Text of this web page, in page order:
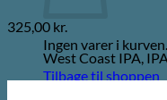
Ingen varer i kurven.
Tilbage til shoppen
325,00 kr.
West Coast IPA,